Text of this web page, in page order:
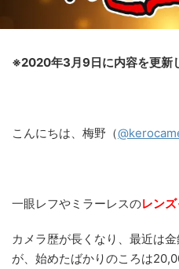
※2020年3月9日に内容を更新
こんにちは、梅野（
一眼レフやミラーレスのレン
カメラ歴が長くなり、最近は
が、始めたばかりのころは